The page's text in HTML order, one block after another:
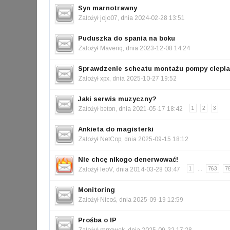
Syn marnotrawny
Założył jojo07, dnia 2024-02-28 13:51
Puduszka do spania na boku
Założył Maveriq, dnia 2023-12-08 14:24
Sprawdzenie scheatu montażu pompy ciepla
Założył xpx, dnia 2025-10-27 19:52
Jaki serwis muzyczny?
Założył beton, dnia 2021-05-17 18:42 1 2 3
Ankieta do magisterki
Założył NetCop, dnia 2025-09-15 18:12
Nie chcę nikogo denerwować!
Założył leoV, dnia 2014-03-28 03:47 1 763
Monitoring
Założył Nicoś, dnia 2025-09-19 12:59
Prośba o IP